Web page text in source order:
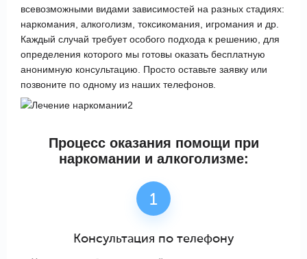
всевозможными видами зависимостей на разных стадиях:
наркомания, алкоголизм, токсикомания, игромания и др.
Каждый случай требует особого подхода к решению, для
определения которого мы готовы оказать бесплатную
анонимную консультацию. Просто оставьте заявку или
позвоните по одному из наших телефонов.
Процесс оказания помощи при
наркомании и алкоголизме:
Консультация по телефону